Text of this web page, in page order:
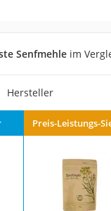
Erythrit
Müsli ohne
Service
Senfmehle im
Hersteller
Preis-Leistungs-